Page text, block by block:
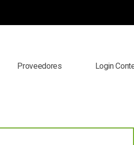
Proveedores Login